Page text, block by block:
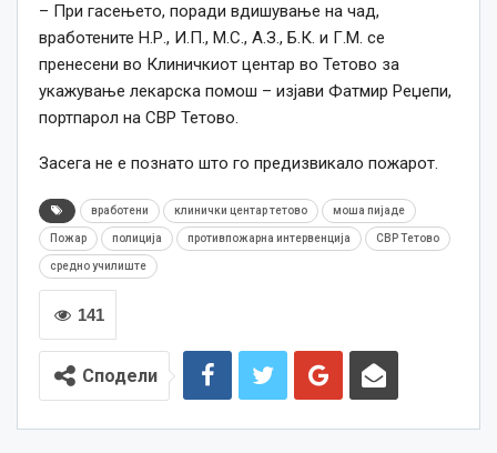
– При гасењето, поради вдишување на чад,
вработените Н.Р., И.П., М.С., А.З., Б.К. и Г.М. се
пренесени во Клиничкиот центар во Тетово за
укажување лекарска помош – изјави Фатмир Реџепи,
портпарол на СВР Тетово.
Засега не е познато што го предизвикало пожарот.
вработени клинички центар тетово моша пијаде
Пожар полиција противпожарна интервенција СВР Тетово
средно училиште
141
Сподели